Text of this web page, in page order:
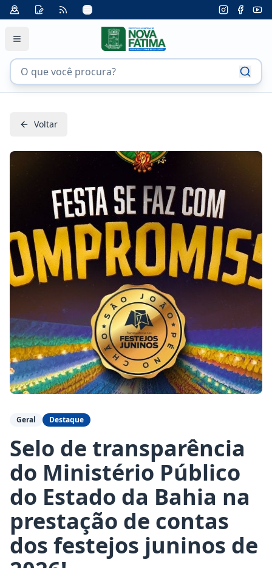
Voltar
Geral Destaque
Selo de transparência
do Ministério Público
do Estado da Bahia na
prestação de contas
dos festejos juninos de